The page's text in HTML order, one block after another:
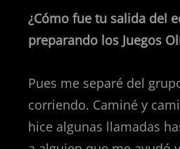
¿Cómo fue tu salida del
preparando los Juegos
Pues me separé del
corriendo. Caminé y
hice algunas llamadas